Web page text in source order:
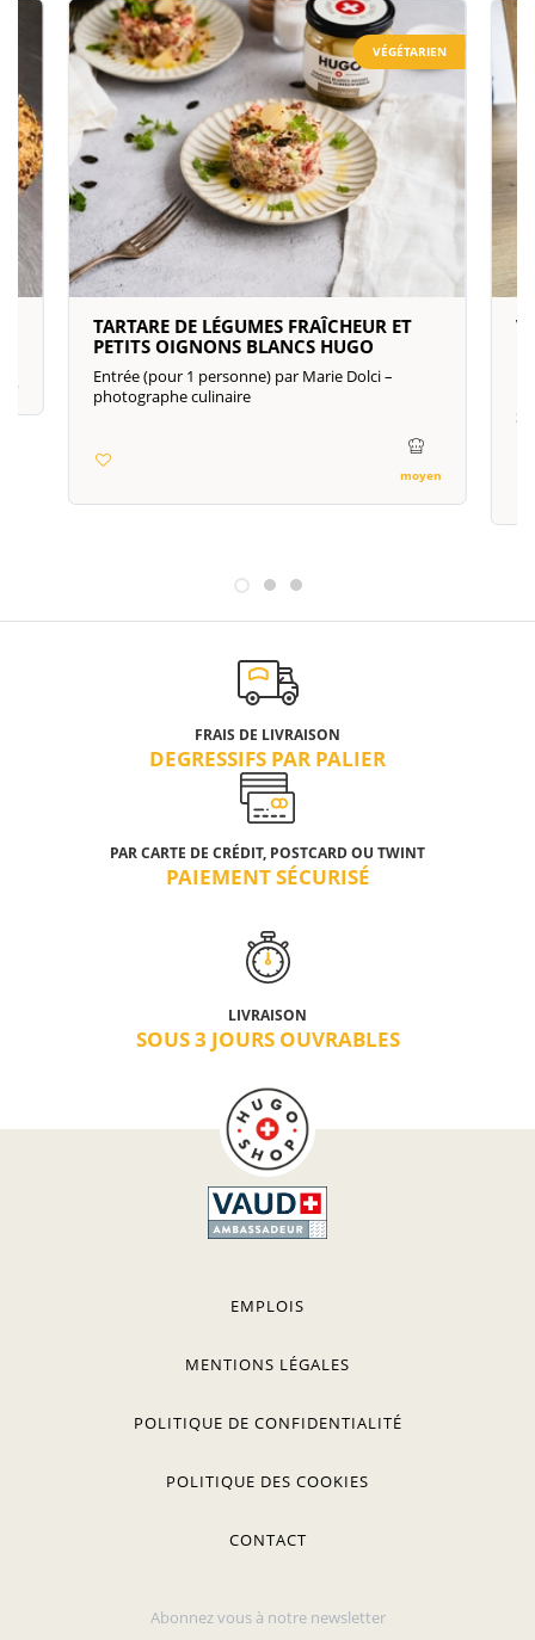
VÉGÉTARIEN
TARTARE DE LÉGUMES FRAÎCHEUR ET
PETITS OIGNONS BLANCS HUGO
Entrée (pour 1 personne) par Marie Dolci –
photographe culinaire
moyen
FRAIS DE LIVRAISON
DEGRESSIFS PAR PALIER
PAR CARTE DE CRÉDIT, POSTCARD OU TWINT
PAIEMENT SÉCURISÉ
LIVRAISON
SOUS 3 JOURS OUVRABLES
EMPLOIS
MENTIONS LÉGALES
POLITIQUE DE CONFIDENTIALITÉ
POLITIQUE DES COOKIES
CONTACT
Abonnez vous à notre newsletter